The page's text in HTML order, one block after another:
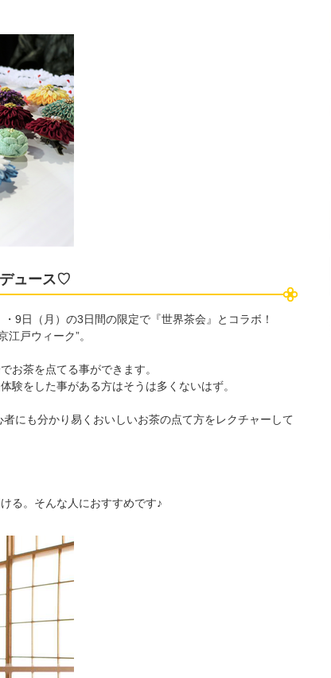
デュース♡
9日（月）の3日間の限定で『世界茶会』とコラボ！
戸ウィーク”。
お茶を点てる事ができます。
験をした事がある方はそうは多くないはず。
にも分かり易くおいしいお茶の点て方をレクチャーして
る。そんな人におすすめです♪